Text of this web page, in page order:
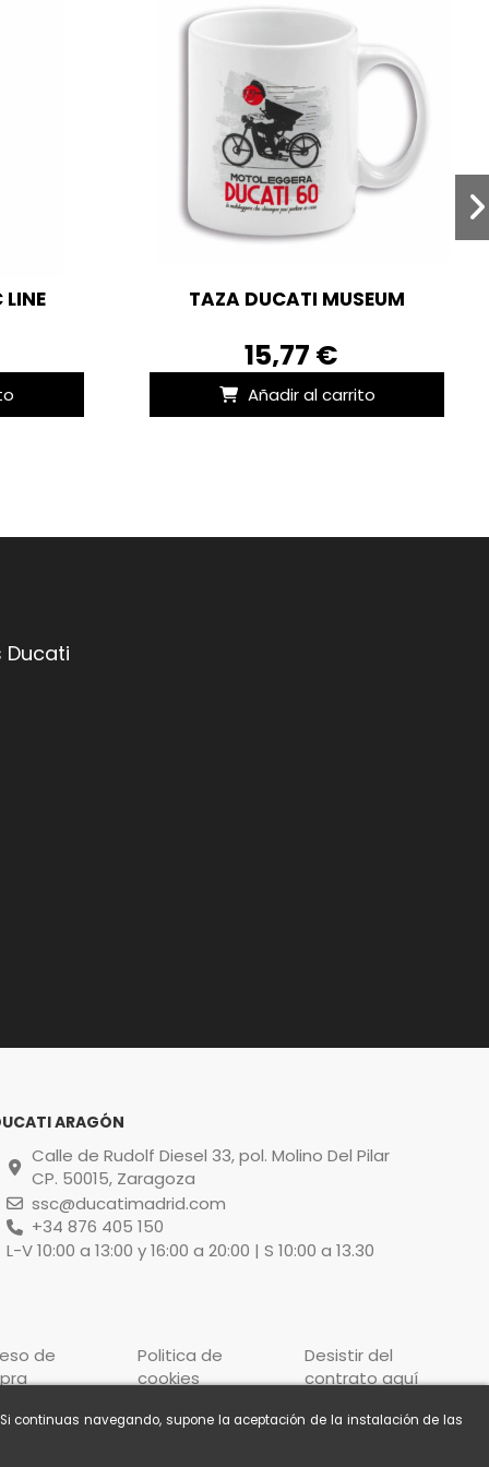
continuas navegando, supone la aceptación de la instalación de las
TAZA DUCATI MUSEUM
15,77 €
Añadir al carrito
ARAGÓN
Calle de Rudolf Diesel 33, pol. Molino Del Pilar
CP. 50015, Zaragoza
ssc@ducatimadrid.com
+34 876 405 150
L-V 10:00 a 13:00 y 16:00 a 20:00 | S 10:00 a 13.30
de
Politica de
cookies
Desistir del
contrato aquí